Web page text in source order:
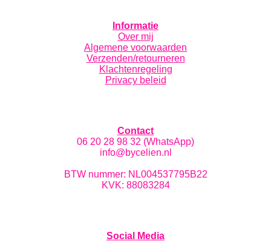
Informatie
Over mij
Algemene voorwaarden
Verzenden/retourneren
Klachtenregeling
Privacy beleid
Contact
06 20 28 98 32 (WhatsApp)
info@bycelien.nl
BTW nummer: NL004537795B22
KVK: 88083284
Social Media